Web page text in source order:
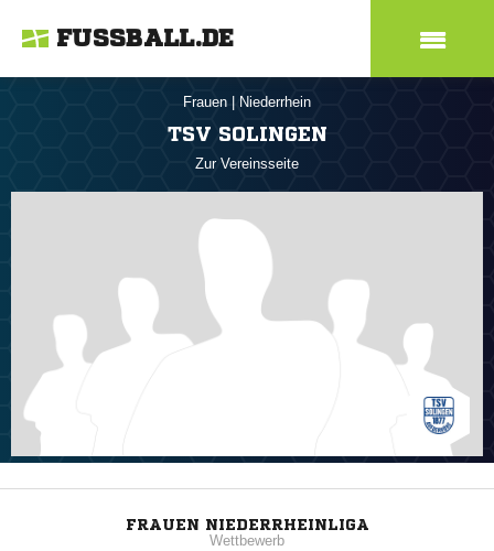
FUSSBALL.DE
Frauen Niederrhein
TSV SOLINGEN
Zur Vereinsseite
FRAUEN NIEDERRHEINLIGA
Wettbewerb